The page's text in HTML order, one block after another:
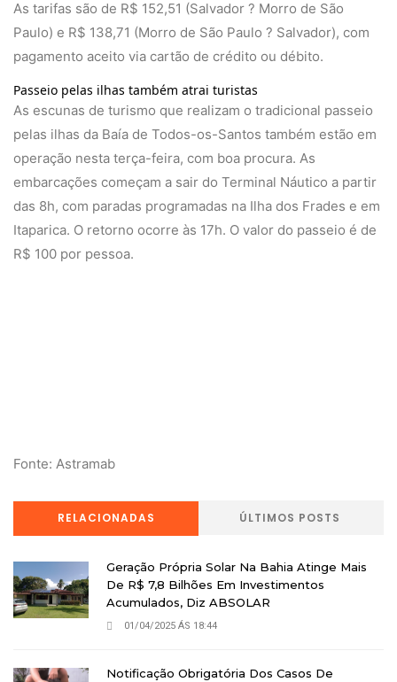
As tarifas são de R$ 152,51 (Salvador ? Morro de São
Paulo) e R$ 138,71 (Morro de São Paulo ? Salvador), com
pagamento aceito via cartão de crédito ou débito.
Passeio pelas ilhas também atrai turistas
As escunas de turismo que realizam o tradicional passeio
pelas ilhas da Baía de Todos-os-Santos também estão em
operação nesta terça-feira, com boa procura. As
embarcações começam a sair do Terminal Náutico a partir
das 8h, com paradas programadas na Ilha dos Frades e em
Itaparica. O retorno ocorre às 17h. O valor do passeio é de
R$ 100 por pessoa.
Fonte: Astramab
RELACIONADAS ÚLTIMOS POSTS
Geração Própria Solar Na Bahia Atinge Mais
De R$ 7,8 Bilhões Em Investimentos
Acumulados, Diz ABSOLAR
01/04/2025 ÁS 18:44
Notificação Obrigatória Dos Casos De